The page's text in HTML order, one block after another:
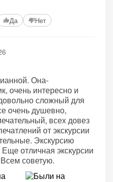
Да Нет
Она-
очень интересно и
сложный для
очень душевно,
всех довез
от экскурсии
Экскурсию
отличная экскурсии
советую.